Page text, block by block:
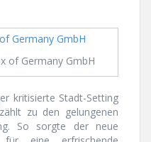
of Germany GmbH
kritisierte Stadt-Setting
zu den gelungenen
So sorgte der neue